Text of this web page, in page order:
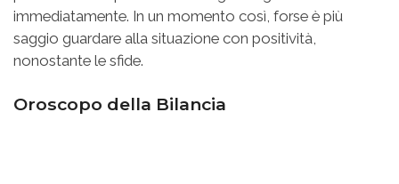
immediatamente. In un momento così, forse è più
saggio guardare alla situazione con positività,
nonostante le sfide.
Oroscopo della Bilancia